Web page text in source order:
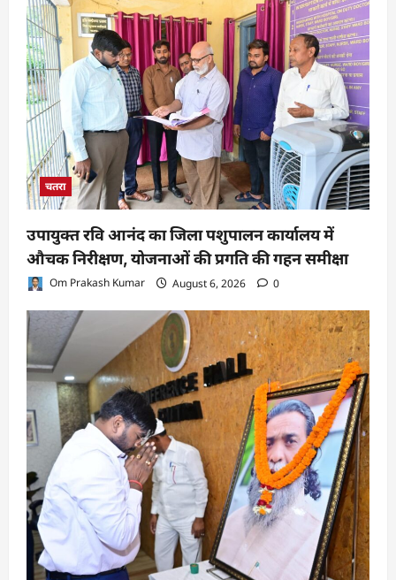
चतरा
उपायुक्त रवि आनंद का जिला पशुपालन कार्यालय में
औचक निरीक्षण, योजनाओं की प्रगति की गहन समीक्षा
Om Prakash Kumar August 6, 2026 0